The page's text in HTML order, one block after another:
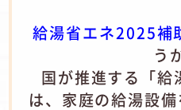
給湯省エネ2025補
う
国が推進する「
は、家庭の給湯設